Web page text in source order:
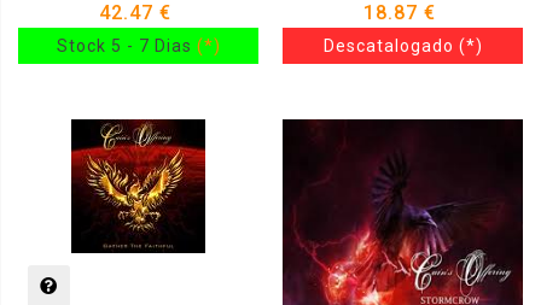
42.47 €
Stock 5 - 7 Dias (*)
18.87 €
Descatalogado (*)